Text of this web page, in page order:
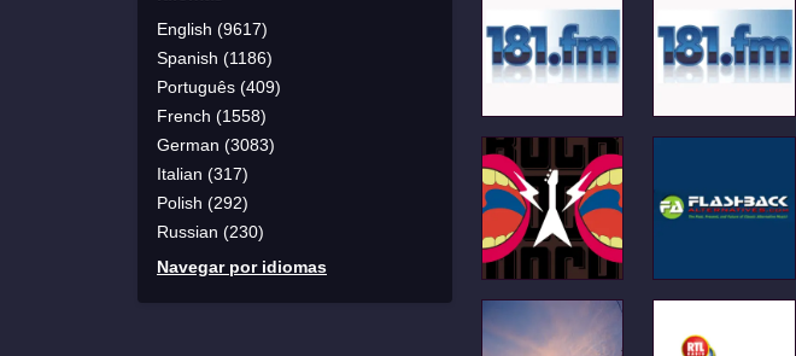
English (9617)
Spanish (1186)
Português (409)
French (1558)
German (3083)
Italian (317)
Polish (292)
Russian (230)
Navegar por idiomas